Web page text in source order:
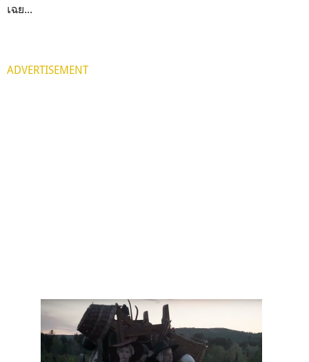
เฉย...
ADVERTISEMENT